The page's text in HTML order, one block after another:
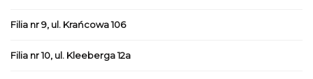
Filia nr 9, ul. Krańcowa 106
Filia nr 10, ul. Kleeberga 12a